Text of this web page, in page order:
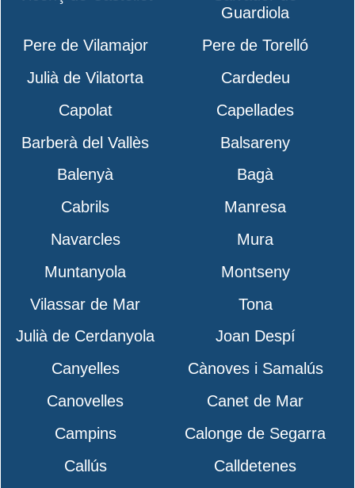
Guardiola
Pere de Vilamajor
Pere de Torelló
Julià de Vilatorta
Cardedeu
Capolat
Capellades
Barberà del Vallès
Balsareny
Balenyà
Bagà
Cabrils
Manresa
Navarcles
Mura
Muntanyola
Montseny
Vilassar de Mar
Tona
Julià de Cerdanyola
Joan Despí
Canyelles
Cànoves i Samalús
Canovelles
Canet de Mar
Campins
Calonge de Segarra
Callús
Calldetenes